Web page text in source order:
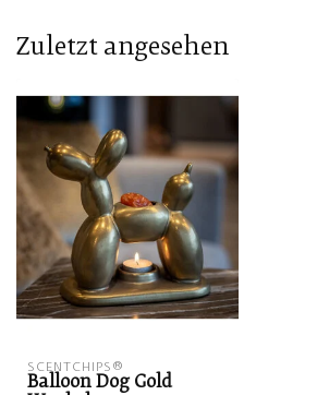
Zuletzt angesehen
SCENTCHIPS®
Balloon Dog Gold